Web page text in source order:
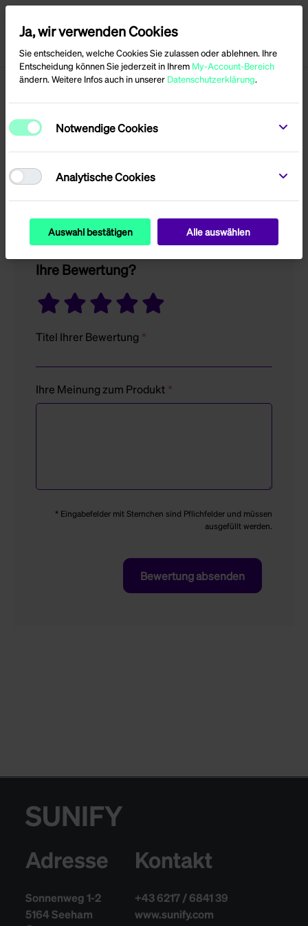
Menü Anmelden
Produktbewertungen
für Dachhaken AL13
Ihre Bewertung?
Titel Ihrer Bewertung
Ihre Meinung zum Produkt
* Eingabefelder mit Sternchen sind Pflichfelder und müssen
ausgefüllt werden.
Bewertung absenden
SUNIFY
Adresse
Sonnenweg 1-2
5164 Seeham
Kontakt
+43 6217 / 6841 39
www.sunify.com
Ja, wir verwenden Cookies
Sie entscheiden, welche Cookies Sie zulassen oder ablehnen. Ihre
Entscheidung können Sie jederzeit in Ihrem My-Account-Bereich
ändern. Weitere Infos auch in unserer Datenschutzerklärung.
Notwendige Cookies
Analytische Cookies
Auswahl bestätigen Alle auswählen